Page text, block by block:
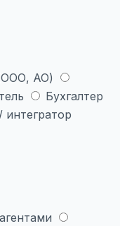
АО)
Бухгалтер